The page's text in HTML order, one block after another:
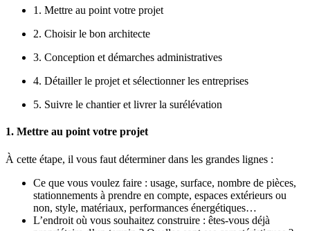
1. Mettre au point votre projet
2. Choisir le bon architecte
3. Conception et démarches administratives
4. Détailler le projet et sélectionner les entreprises
5. Suivre le chantier et livrer la surélévation
1. Mettre au point votre projet
À cette étape, il vous faut déterminer dans les grandes lignes :
Ce que vous voulez faire : usage, surface, nombre de pièces,
stationnements à prendre en compte, espaces extérieurs ou
non, style, matériaux, performances énergétiques…
L’endroit où vous souhaitez construire : êtes-vous déjà